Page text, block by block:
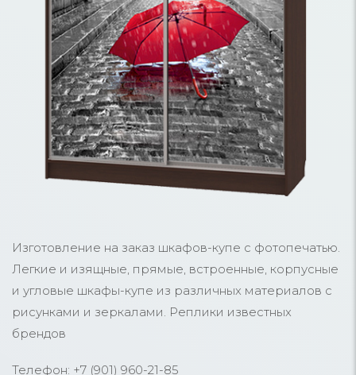
Изготовление на заказ шкафов-купе с фотопечатью.
Легкие и изящные, прямые, встроенные, корпусные
и угловые шкафы-купе из различных материалов с
рисунками и зеркалами. Реплики известных
брендов
Телефон: +7 (901) 960-21-85